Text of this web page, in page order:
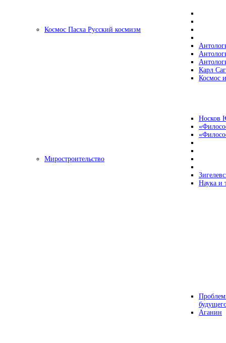
Космос Пасха Русский космизм
Карл
Космос
Носков
Миростроительство
Наука и
Аганин